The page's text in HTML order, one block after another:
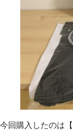
今回購入したのは【